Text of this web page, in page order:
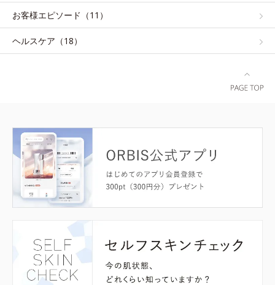
お客様エピソード（11）
ヘルスケア（18）